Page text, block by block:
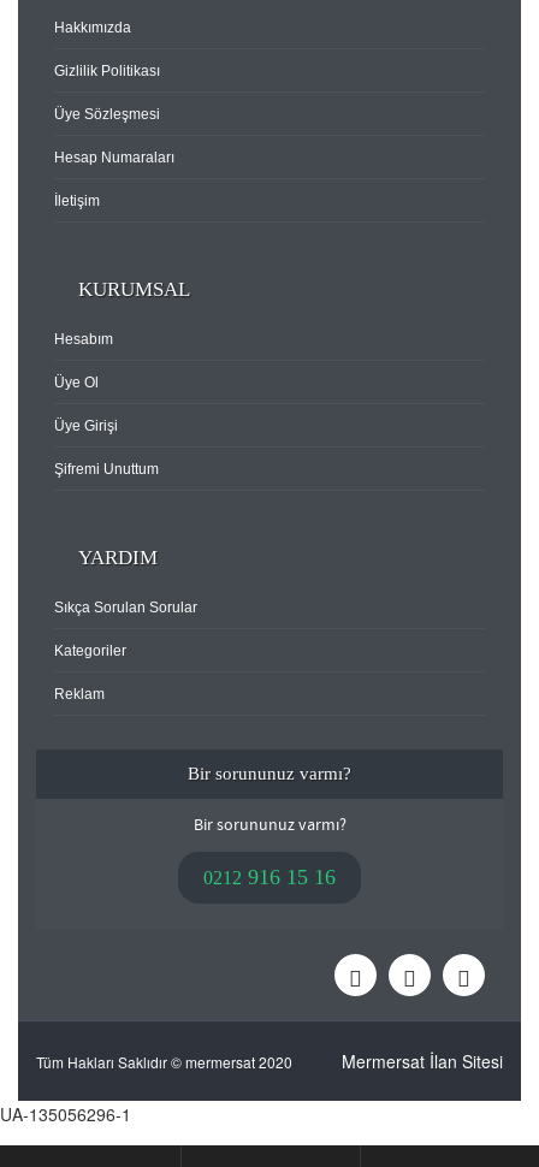
Hakkımızda
Gizlilik Politikası
Üye Sözleşmesi
Hesap Numaraları
İletişim
KURUMSAL
Hesabım
Üye Ol
Üye Girişi
Şifremi Unuttum
YARDIM
Sıkça Sorulan Sorular
Kategoriler
Reklam
Bir sorununuz varmı?
Bir sorununuz varmı?
0212 916 15 16
Tüm Hakları Saklıdır © mermersat 2020 Mermersat İlan Sitesi
UA-135056296-1